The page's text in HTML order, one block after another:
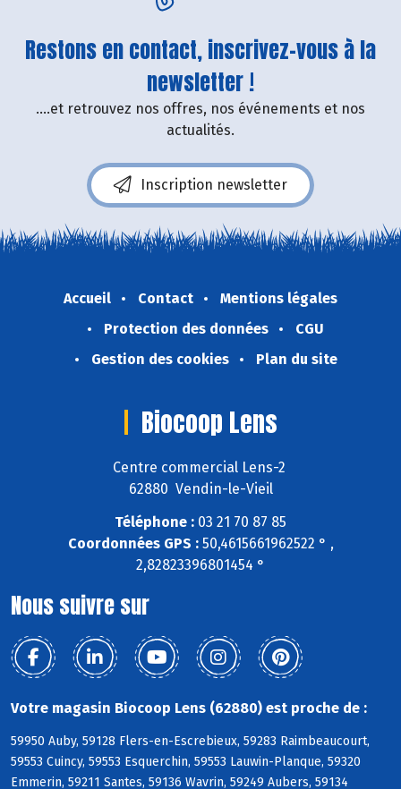
Restons en contact, inscrivez-vous à la
newsletter !
....et retrouvez nos offres, nos événements et nos
actualités.
Inscription newsletter
Accueil Contact
Mentions légales
Protection des données
CGU
Gestion des cookies
Plan du site
Biocoop Lens
Centre commercial Lens-2
62880 Vendin-le-Vieil
Téléphone : 03 21 70 87 85
Coordonnées GPS :50,4615661962522 ° ,
2,82823396801454 °
Nous suivre sur
Votre magasin Biocoop Lens (62880) est proche de :
59950 Auby, 59128 Flers-en-Escrebieux, 59283 Raimbeaucourt,
59553 Cuincy, 59553 Esquerchin, 59553 Lauwin-Planque, 59320
Emmerin, 59211 Santes, 59136 Wavrin, 59249 Aubers, 59134